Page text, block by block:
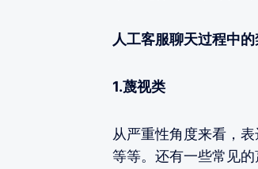
人工客服聊天过程中的
1.蔑视类
从严重性角度来看，
等等。还有一些常见